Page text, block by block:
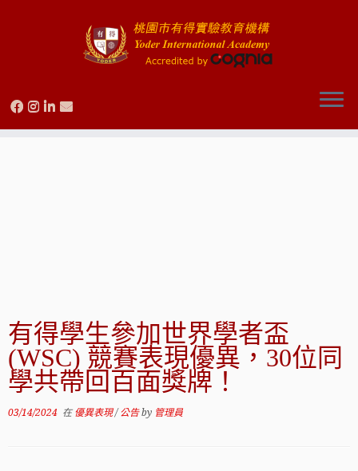
有得學生參加世界學者盃
(WSC) 競賽表現優異，30位同
學共帶回百面獎牌！
03/14/2024 在優異表現/公告by 管理員